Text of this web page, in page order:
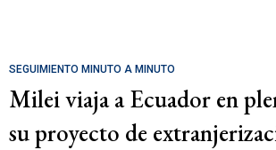
SEGUIMIENTO MINUTO A MINUTO
Milei viaja a Ecuador en
su proyecto de